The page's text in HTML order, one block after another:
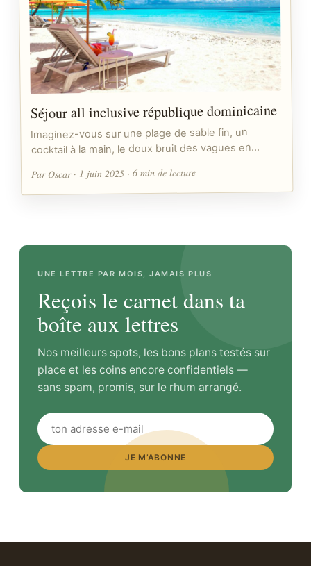
Séjour all inclusive république dominicaine
Imaginez-vous sur une plage de sable fin, un
cocktail à la main, le doux bruit des vagues en…
Par Oscar · 1 juin 2025 · 6 min de lecture
UNE LETTRE PAR MOIS, JAMAIS PLUS
Reçois le carnet dans ta
boîte aux lettres
Nos meilleurs spots, les bons plans testés sur
place et les coins encore confidentiels —
sans spam, promis, sur le rhum arrangé.
JE M’ABONNE